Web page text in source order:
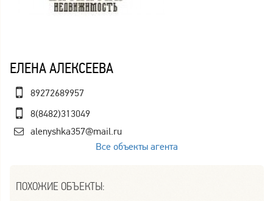
ЕЛЕНА АЛЕКСЕЕВА
89272689957
8(8482)313049
alenyshka357@mail.ru
Все объекты агента
ПОХОЖИЕ ОБЪЕКТЫ: